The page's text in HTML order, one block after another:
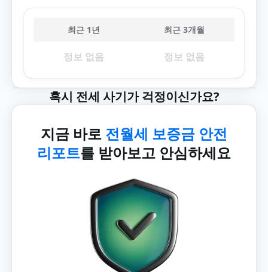
최근 1년 최근 3개월
정보 없음 정보 없음
혹시 전세 사기가 걱정이신가요?
지금 바로 전월세 보증금 안전
리포트를 받아보고 안심하세요